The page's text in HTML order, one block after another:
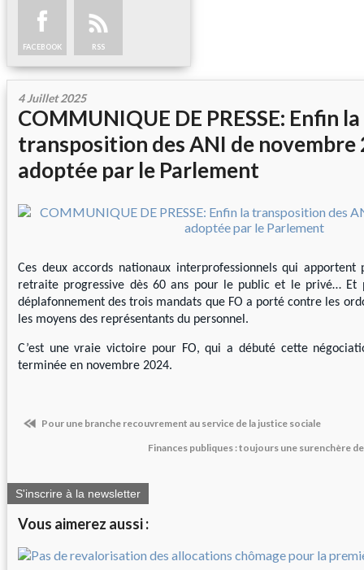
FACEBOOK RSS
4 Juillet 2025
COMMUNIQUE DE PRESSE: Enfin la
transposition des ANI de novembre
adoptée par le Parlement
Ces deux accords nationaux interprofessionnels qui
retraite progressive dès 60 ans pour le public et le privé… Et
déplafonnement des trois mandats que FO a porté contre les
les moyens des représentants du personnel.
C’est une vraie victoire pour FO, qui a débuté cette
terminée en novembre 2024.
Pour une branche recouvrement au service de la justice sociale
Finances publiques : toujours une surenchère
S'inscrire à la newsletter
Vous aimerez aussi :